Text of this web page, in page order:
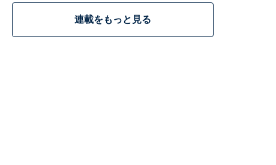
連載をもっと見る